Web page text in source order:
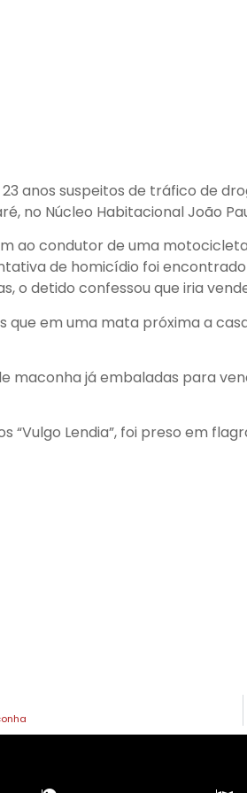
anos suspeitos de tráfico de
no Núcleo Habitacional João
ao condutor de uma
de homicídio foi
o detido confessou que iria
que em uma mata próxima a
maconha já embaladas para
“Vulgo Lendia”, foi preso em